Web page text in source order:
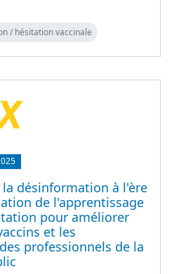
/ hésitation vaccinale
la désinformation à l'ère
de l'apprentissage
pour améliorer
et les
professionnels de la